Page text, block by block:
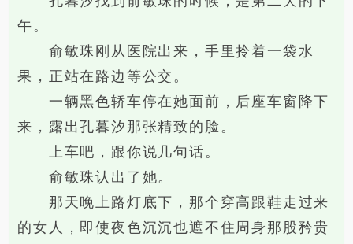
午。
俞敏珠刚从医院出来，手里拎着一袋水
果，正站在路边等公交。
一辆黑色轿车停在她面前，后座车窗降下
来，露出孔暮汐那张精致的脸。
上车吧，跟你说几句话。
俞敏珠认出了她。
那天晚上路灯底下，那个穿高跟鞋走过来
的女人，即使夜色沉沉也遮不住周身那股矜贵